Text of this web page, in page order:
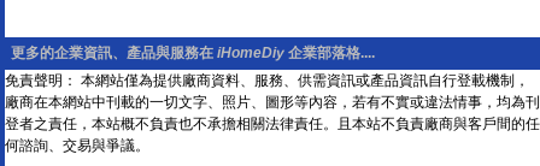
更多的企業資訊、產品與服務在 iHomeDiy 企業部落格....
免責聲明： 本網站僅為提供廠商資料、服務、供需資訊或產品資訊自行登載機制，
廠商在本網站中刊載的一切文字、照片、圖形等內容，若有不實或違法情事，均為刊
登者之責任，本站概不負責也不承擔相關法律責任。且本站不負責廠商與客戶間的任
何諮詢、交易與爭議。